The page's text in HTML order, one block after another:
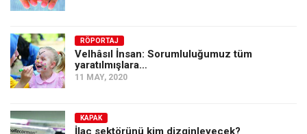
Avustralya
Tarih
Dosyalar
RÖPORTAJ
Velhâsıl İnsan: Sorumluluğumuz tüm
yaratılmışlara…
11 MAY, 2020
KAPAK
İlaç sektörünü kim dizginleyecek?